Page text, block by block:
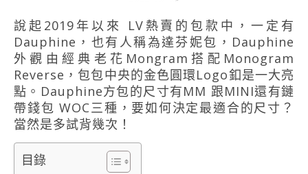
說起2019年以來 LV熱賣的包款中，一定有
Dauphine，也有人稱為達芬妮包，Dauphine
外觀由經典老花Mongram搭配Monogram
Reverse，包包中央的金色圓環Logo釦是一大亮
點。Dauphine方包的尺寸有MM 跟MINI還有鏈
帶錢包 WOC三種，要如何決定最適合的尺寸？
當然是多試背幾次！
目錄